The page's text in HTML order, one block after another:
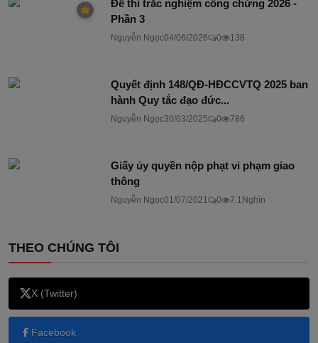
Đề thi trắc nghiệm công chứng 2026 -
Phần 3
Nguyễn Ngọc04/06/2026 0 138
Quyết định 148/QĐ-HĐCCVTQ 2025 ban
hành Quy tắc đạo đức...
Nguyễn Ngọc30/03/2025 0 786
Giấy ủy quyền nộp phạt vi phạm giao
thông
Nguyễn Ngọc01/07/2021 0 7.1Nghìn
THEO CHÚNG TÔI
X (Twitter)
Facebook